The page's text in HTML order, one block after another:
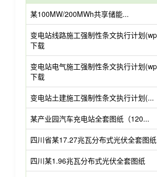
某100MW/200MWh共享储能...
变电站线路施工强制性条文执行计划
下载
变电站电气施工强制性条文执行计划
下载
变电站土建施工强制性条文执行计划(...
某产业园汽车充电站全套图纸（120...
四川省某17.27兆瓦分布式光伏全套图纸
四川某1.96兆瓦分布式光伏全套图纸